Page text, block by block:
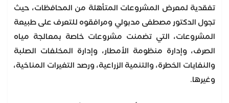
تفقدية لمعرض المشروعات المتأهلة من المحافظات، حيث
تجول الدكتور مصطفى مدبولي ومرافقوه للتعرف على طبيعة
المشروعات، التي تضمنت مشروعات خاصة بمعالجة مياه
الصرف، وإدارة منظومة الأمطار، وإدارة المخلفات الصلبة
والنفايات الخطرة، والتنمية الزراعية، ورصد التغيرات المناخية،
وغيرها.